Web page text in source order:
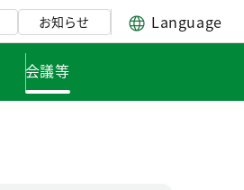
お知らせ Language
会議等